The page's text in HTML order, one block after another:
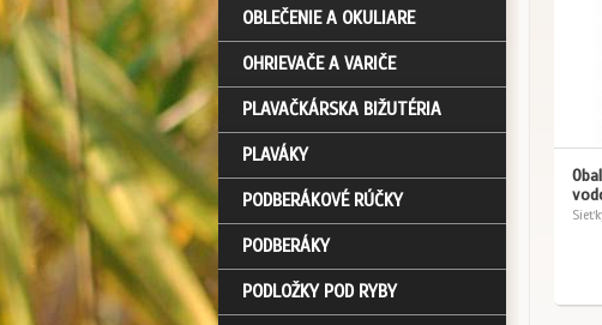
OBLEČENIE A OKULIARE
OHRIEVAČE A VARIČE
PLAVAČKÁRSKA BIŽUTÉRIA
PLAVÁKY
PODBERÁKOVÉ RÚČKY
PODBERÁKY
PODLOŽKY POD RYBY